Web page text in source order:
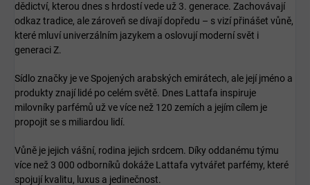
dědictví, kterou dnes s hrdostí vede už 3. generace. Zachovávají
odkaz tradice, ale zároveň se dívají dopředu – s vizí přinášet vůně,
které mluví univerzálním jazykem a oslovují moderní svět i
generaci Z.
Sídlo značky je ve Spojených arabských emirátech, ale její jméno a
produkty znají lidé po celém světě. Dnes Lattafa inspiruje
milovníky parfémů už ve více než 120 zemích a jejím cílem je
propojit se s miliardou lidí.
Vůně je jejich vášní, rodina jejich srdcem. Díky oddanému týmu
více než 3 000 odborníků dokáže Lattafa vytvářet parfémy, které
spojují kvalitu, luxus a jedinečnost.